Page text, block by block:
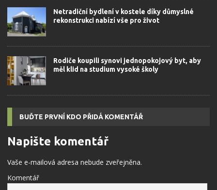
Netradiční bydlení v kostele díky důmyslné
rekonstrukci nabízí vše pro život
Rodiče koupili synovi jednopokojový byt, aby
měl klid na studium vysoké školy
BUĎTE PRVNÍ KDO PŘIDÁ KOMENTÁŘ
Napište komentář
Vaše e-mailová adresa nebude zveřejněna.
Komentář